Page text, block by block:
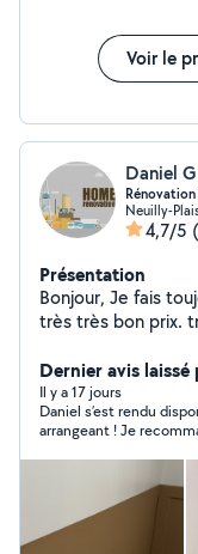
Voir le
Daniel
Neuilly-
4,7/5
Présentation
Bonjour, Je fais
très très bon prix. travaux d'intérieur, peinture, parquet,
j'ai plus de 12 ans
beaucoup à vous
Dernier avis laissé
Il y a 17 jours
Daniel s’est rendu
arrangeant ! Je